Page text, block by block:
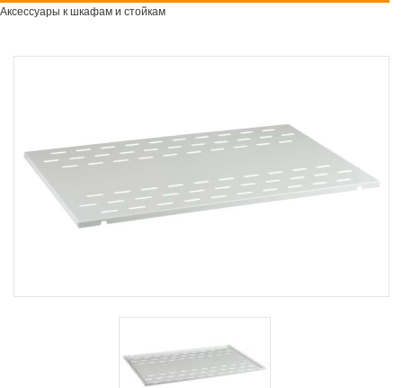
Аксессуары к шкафам и стойкам